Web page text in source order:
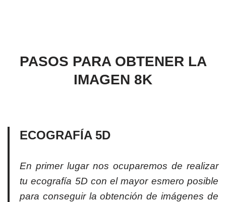
PASOS PARA OBTENER LA
IMAGEN 8K
ECOGRAFÍA 5D
En primer lugar nos ocuparemos de realizar
tu ecografía 5D con el mayor esmero posible
para conseguir la obtención de imágenes de